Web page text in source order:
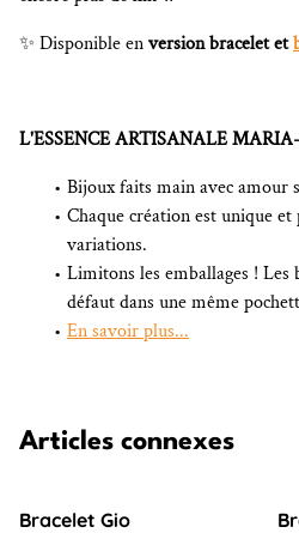
✨ Disponible enversion bracelet et
L'ESSENCE ARTISANALE
Bijoux faits main avec amour
Chaque création est unique et
variations.
Limitons les emballages !
défaut dans une même
En savoir plus...
Articles connexes
Bracelet Gio